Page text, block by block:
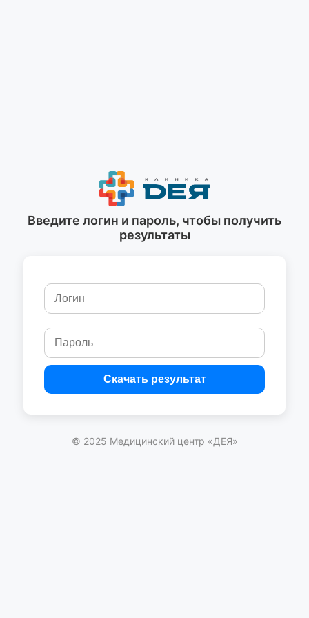
Введите логин и пароль, чтобы получить
результаты
Скачать результат
© 2025 Медицинский центр «ДЕЯ»